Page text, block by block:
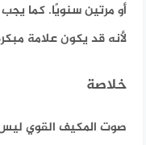
أو مرتين سنويًا. كما
لأنه قد يكون علامة
خلاصة
صوت المكيف القوي ليس